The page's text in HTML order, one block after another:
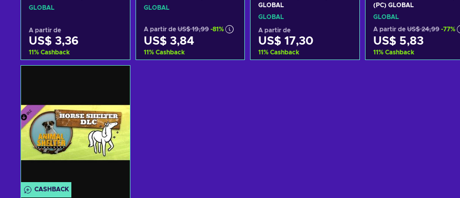
GLOBAL
A partir de
US$ 3,36
11% Cashback
GLOBAL
A partir de US$ 19,99 -81%
US$ 3,84
11% Cashback
GLOBAL
GLOBAL
A partir de
US$ 17,30
11% Cashback
(PC) GLOBAL
GLOBAL
A partir de US$ 24,99 -77%
US$ 5,83
11% Cashback
CASHBACK